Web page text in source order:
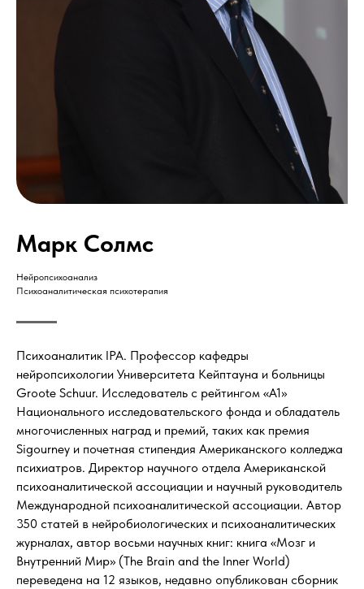
Марк Солмс
Нейропсихоанализ
Психоаналитическая психотерапия
Психоаналитик IPA. Профессор кафедры
нейропсихологии Университета Кейптауна и больницы
Groote Schuur. Исследователь с рейтингом «А1»
Национального исследовательского фонда и обладатель
многочисленных наград и премий, таких как премия
Sigourney и почетная стипендия Американского колледжа
психиатров. Директор научного отдела Американской
психоаналитической ассоциации и научный руководитель
Международной психоаналитической ассоциации. Автор
350 статей в нейробиологических и психоаналитических
журналах, автор восьми научных книг: книга «Мозг и
Внутренний Мир» (The Brain and the Inner World)
переведена на 12 языков, недавно опубликован сборник